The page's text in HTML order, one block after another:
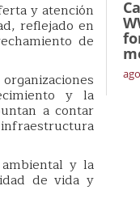
y atención
reflejado en
de
y la
a contar
y la
de vida y